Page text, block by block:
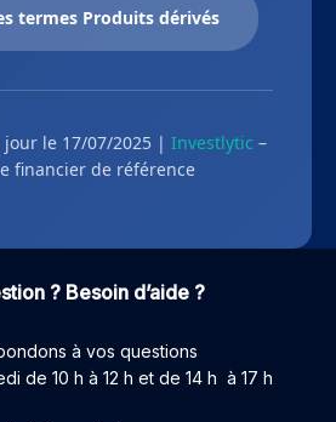
termes Produits dérivés
le 17/07/2025 | Investlytic –
financier de référence
? Besoin d’aide ?
à vos questions
de 10 h à 12 h et de 14 h à 17 h